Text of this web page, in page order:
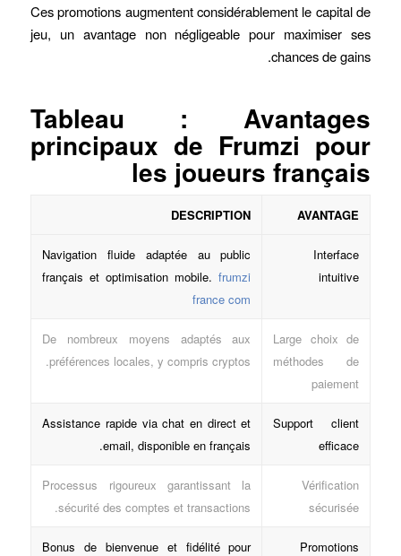
Ces promotions augmentent considérablement le capital de
jeu, un avantage non négligeable pour maximiser ses
chances de gains.
Tableau : Avantages
principaux de Frumzi pour
les joueurs français
AVANTAGE
DESCRIPTION
Interface
intuitive
Navigation fluide adaptée au public
français et optimisation mobile.frumzi
france com
Large choix de
méthodes de
paiement
De nombreux moyens adaptés aux
préférences locales, y compris cryptos.
Support client
efficace
Assistance rapide via chat en direct et
email, disponible en français.
Vérification
sécurisée
Processus rigoureux garantissant la
sécurité des comptes et transactions.
Promotions
Bonus de bienvenue et fidélité pour